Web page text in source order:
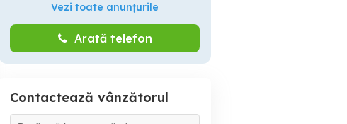
Vezi toate anunțurile
Arată telefon
Contactează vânzătorul